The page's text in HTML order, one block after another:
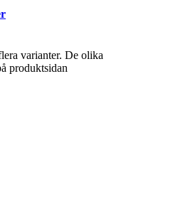
varianter. De olika
produktsidan